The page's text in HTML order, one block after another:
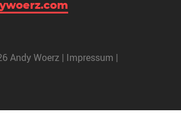
Andy Woerz | Impressum |